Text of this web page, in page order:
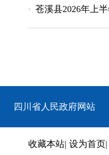
苍溪县2026年上
四川省人民政府网站
收藏本站| 设为首页|